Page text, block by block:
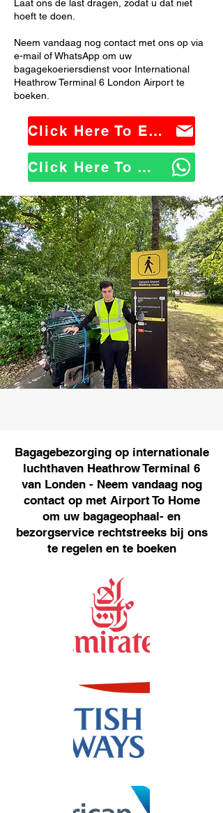
Laat ons de last dragen, zodat u dat niet
hoeft te doen.
Neem vandaag nog contact met ons op via
e-mail of WhatsApp om uw
bagagekoeriersdienst voor International
Heathrow Terminal 6 London Airport te
boeken.
Click Here To Email Us
Click Here To WhatsApp Us
Bagagebezorging op internationale
luchthaven Heathrow Terminal 6
van Londen - Neem vandaag nog
contact op met Airport To Home
om uw bagageophaal- en
bezorgservice rechtstreeks bij ons
te regelen en te boeken